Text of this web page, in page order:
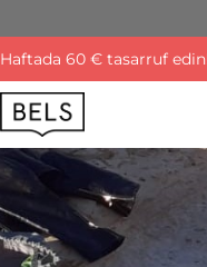
Haftada 60 € tasarruf